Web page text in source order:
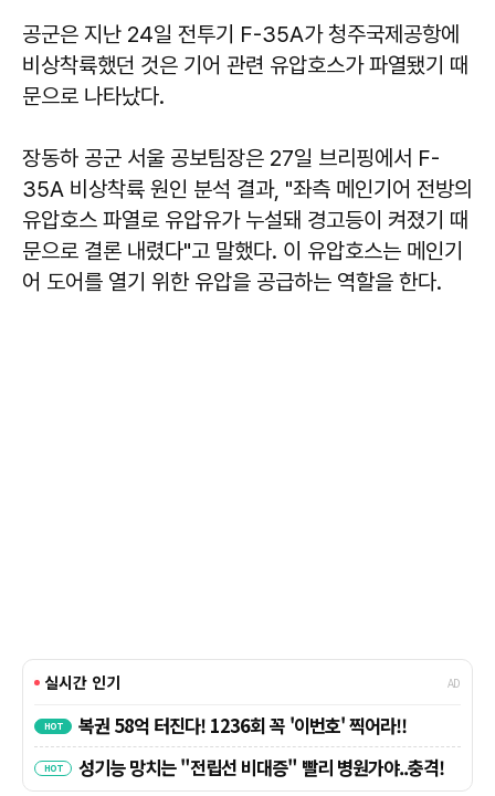
공군은 지난 24일 전투기 F-35A가 청주국제공항에
비상착륙했던 것은 기어 관련 유압호스가 파열됐기 때
문으로 나타났다.
장동하 공군 서울 공보팀장은 27일 브리핑에서 F-
35A 비상착륙 원인 분석 결과, "좌측 메인기어 전방의
유압호스 파열로 유압유가 누설돼 경고등이 켜졌기 때
문으로 결론 내렸다"고 말했다. 이 유압호스는 메인기
어 도어를 열기 위한 유압을 공급하는 역할을 한다.